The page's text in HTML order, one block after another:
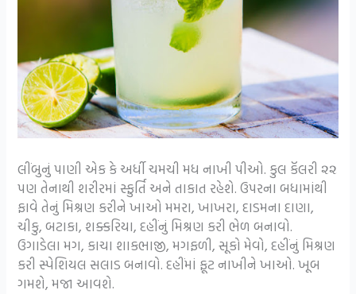
લીંબુનું પાણી એક કે અર્ધી ચમચી મધ નાખી પીઓ. કુલ કૅલરી ૨૨
પણ તેનાથી શરીરમાં સ્ફુર્તિ અને તાકાત રહેશે. ઉપરના બધામાંથી
ફાવે તેનું મિશ્રણ કરીને ખાઓ મમરા, ખાખરા, દાડમના દાણા,
ચીકુ, બટાકા, શક્કરિયા, દહીંનું મિશ્રણ કરી ભેળ બનાવો.
ઉગાડેલા મગ, કાચા શાકભાજી, મગફળી, સૂકો મેવો, દહીંનું મિશ્રણ
કરી સ્પેશિયલ સલાડ બનાવો. દહીંમાં ફૂટ નાખીને ખાઓ. ખૂબ
ગમશે, મજા આવશે.